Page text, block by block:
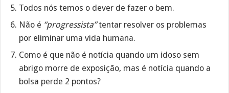
Todos nós temos o dever de fazer o bem.
Não é “progressista”tentar resolver os problemas
por eliminar uma vida humana.
Como é que não é notícia quando um idoso sem
abrigo morre de exposição, mas é notícia quando a
bolsa perde 2 pontos?